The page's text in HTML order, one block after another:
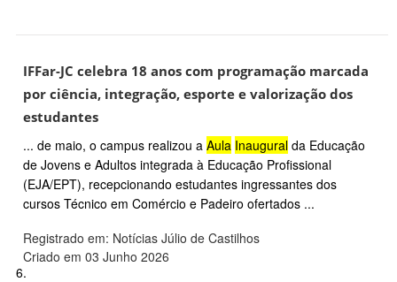
IFFar-JC celebra 18 anos com programação marcada
por ciência, integração, esporte e valorização dos
estudantes
... de maio, o campus realizou a Aula Inaugural da Educação
de Jovens e Adultos integrada à Educação Profissional
(EJA/EPT), recepcionando estudantes ingressantes dos
cursos Técnico em Comércio e Padeiro ofertados ...
Registrado em: Notícias Júlio de Castilhos
Criado em 03 Junho 2026
6.